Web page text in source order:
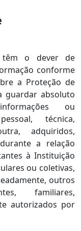
têm o dever de
conforme
a Proteção de
guardar absoluto
ou
técnica,
adquiridos,
a relação
à Instituição
ou coletivas,
outros
familiares,
autorizados por